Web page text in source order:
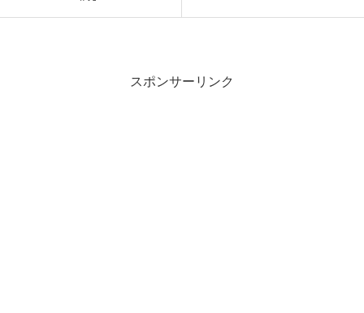
スポンサーリンク